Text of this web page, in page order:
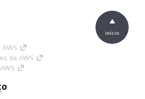
da AWS
início